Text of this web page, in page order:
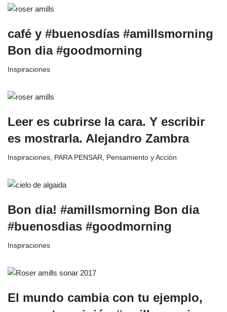
café y #buenosdías #amillsmorning
Bon dia #goodmorning
Inspiraciones
Leer es cubrirse la cara. Y escribir
es mostrarla. Alejandro Zambra
Inspiraciones, PARA PENSAR, Pensamiento y Acción
Bon dia! #amillsmorning Bon dia
#buenosdias #goodmorning
Inspiraciones
El mundo cambia con tu ejemplo,